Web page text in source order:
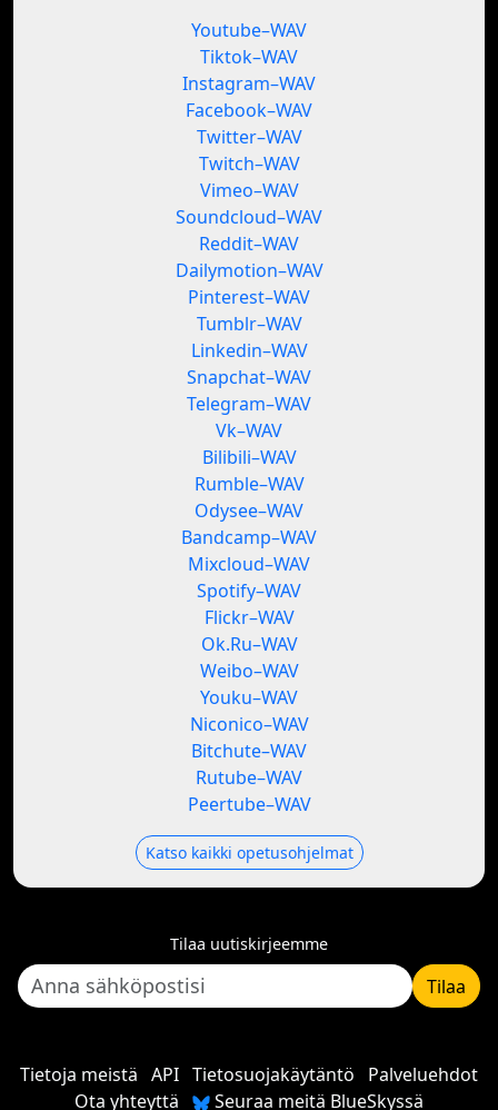
Youtube–WAV
Tiktok–WAV
Instagram–WAV
Facebook–WAV
Twitter–WAV
Twitch–WAV
Vimeo–WAV
Soundcloud–WAV
Reddit–WAV
Dailymotion–WAV
Pinterest–WAV
Tumblr–WAV
Linkedin–WAV
Snapchat–WAV
Telegram–WAV
Vk–WAV
Bilibili–WAV
Rumble–WAV
Odysee–WAV
Bandcamp–WAV
Mixcloud–WAV
Spotify–WAV
Flickr–WAV
Ok.Ru–WAV
Weibo–WAV
Youku–WAV
Niconico–WAV
Bitchute–WAV
Rutube–WAV
Peertube–WAV
Katso kaikki opetusohjelmat
Tilaa uutiskirjeemme
Tilaa
Tietoja meistä API Tietosuojakäytäntö
Palveluehdot
Ota yhteyttä
Seuraa meitä BlueSkyssä